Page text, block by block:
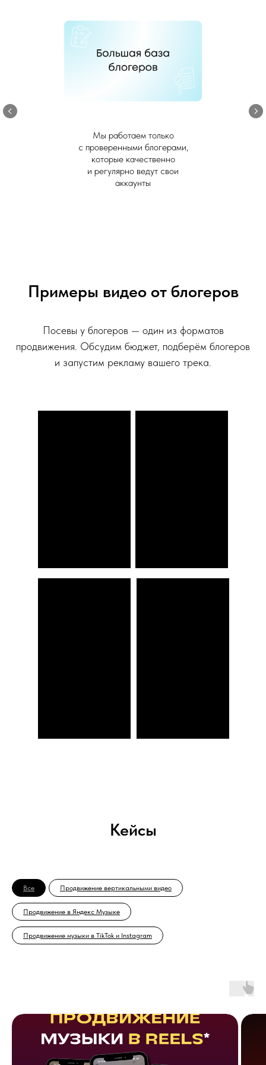
Мы работаем только
с проверенными блогерами,
которые качественно
и регулярно ведут свои
аккаунты
Примеры видео от блогеров
Посевы у блогеров — один из форматов
продвижения. Обсудим бюджет, подберём блогеров
и запустим рекламу вашего трека.
Кейсы
Все Продвижение вертикальными видео
Продвижение в Яндекс Музыке
Продвижение музыки в TikTok и Instagram